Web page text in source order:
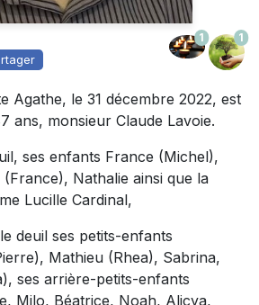
1 1
Agathe, le 31 décembre 2022, est
ans, monsieur Claude Lavoie.
ses enfants France (Michel),
Nathalie ainsi que la
Lucille Cardinal,
deuil ses petits-enfants
Mathieu (Rhea), Sabrina,
ses arrière-petits-enfants
Milo, Béatrice, Noah, Alicya,